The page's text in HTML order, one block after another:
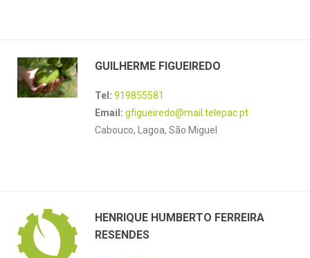
GUILHERME FIGUEIREDO
Tel: 919855581
Email: gfigueiredo@mail.telepac.pt
Cabouco, Lagoa, São Miguel
HENRIQUE HUMBERTO FERREIRA
RESENDES